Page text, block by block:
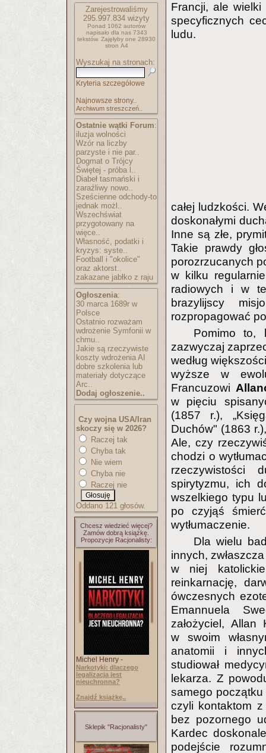
Zarejestrowaliśmy
295.997.834 wizyty
Ponad 1062 autorów
napisało dla nas 7343
tekstów. Zajęłyby one 28930
stron A4
Wyszukaj na stronach:
Kryteria szczegółowe
Najnowsze strony..
Archiwum streszczeń..
Ostatnie wątki Forum:
iluzja wolności
Wzór na liczby
parzyste i nie par..
Dogmat o Trójcy
Świętej - próba l..
Diabeł tasmański i
zaraźliwy nowo..
Sześcienne odchody-to
jednak możl..
Wszechświat
przygotowany na
więce..
Własność, podatki i
kryzys: syste..
Football i "okolice"
oraz aktorst..
zakazane jabłko z raju
Ogłoszenia:
30 marca 1689r w
Polsce
Ostatnio rozważam
wdrożenie Symfonii w
chmu..
Jakie są rzeczywiste
koszty wdrożenia AI
dobre szkolenia lub
materiały dotyczące
Arc..
Dodaj ogłoszenie..
Czy wojna USA/Iran
skoczy się w 2026?
Raczej tak
Chyba tak
Nie wiem
Chyba nie
Raczej nie
Oddano 121 głosów.
Chcesz wiedzieć więcej?
Zamów dobrą książkę.
Propozycje Racjonalisty:
Michel Henry -
Narkotyki: dlaczego
legalizacja jest
nieuchronna?
Znajdź książkę..
Sklepik "Racjonalisty"
Francji, ale wielki
specyficznych
ludu.
całej ludzkości.
doskonałymi
Inne są złe,
Takie prawdy
porozrzucanych
w kilku
radiowych i w
brazylijscy
rozpropagować
Pomimo to,
zazwyczaj
według
wyższe w
Francuzowi
w pięciu
(1857 r.),
Duchów" (1863
Ale, czy
chodzi o
rzeczywistości
spirytyzmu, ich
wszelkiego typu
po czyjąś
wytłumaczenie.
Dla wielu
innych,
w niej
reinkarnację,
ówczesnych
Emannuela
założyciel, Allan
w swoim
anatomii i
studiował
lekarza. Z
samego początku
czyli kontaktom
bez pozornego
Kardec
podejście